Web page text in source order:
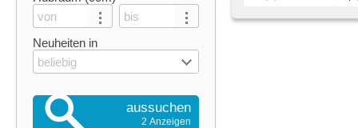
Neuheiten in
beliebig
aussuchen
2 Anzeigen